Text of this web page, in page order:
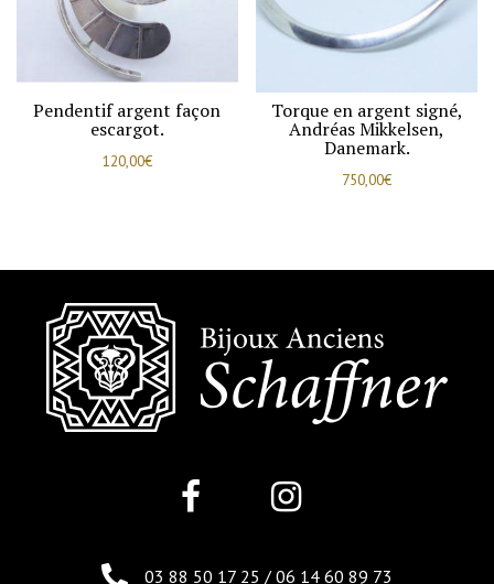
Pendentif argent façon
escargot.
120,00€
Torque en argent signé,
Andréas Mikkelsen,
Danemark.
750,00€
03 88 50 17 25 / 06 14 60 89 73